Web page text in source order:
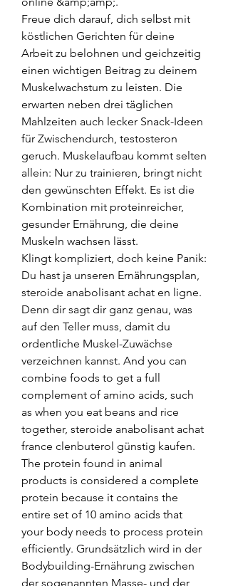
Freue dich darauf, dich selbst mit
köstlichen Gerichten für deine
Arbeit zu belohnen und geichzeitig
einen wichtigen Beitrag zu deinem
Muskelwachstum zu leisten. Die
erwarten neben drei täglichen
Mahlzeiten auch lecker Snack-Ideen
für Zwischendurch, testosteron
geruch. Muskelaufbau kommt selten
allein: Nur zu trainieren, bringt nicht
den gewünschten Effekt. Es ist die
Kombination mit proteinreicher,
gesunder Ernährung, die deine
Muskeln wachsen lässt.
Klingt kompliziert, doch keine Panik:
Du hast ja unseren Ernährungsplan,
steroide anabolisant achat en ligne.
Denn dir sagt dir ganz genau, was
auf den Teller muss, damit du
ordentliche Muskel-Zuwächse
verzeichnen kannst. And you can
combine foods to get a full
complement of amino acids, such
as when you eat beans and rice
together, steroide anabolisant achat
france clenbuterol günstig kaufen.
The protein found in animal
products is considered a complete
protein because it contains the
entire set of 10 amino acids that
your body needs to process protein
efficiently. Grundsätzlich wird in der
Bodybuilding-Ernährung zwischen
der sogenannten Masse- und der